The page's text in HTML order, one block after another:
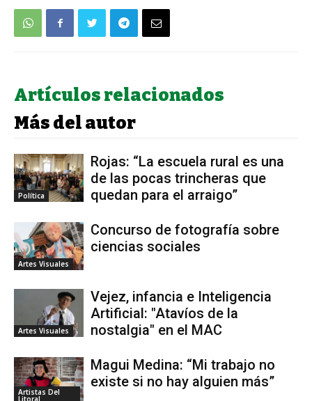
Artículos relacionados
Más del autor
Política
Rojas: “La escuela rural es una
de las pocas trincheras que
quedan para el arraigo”
Artes Visuales
Concurso de fotografía sobre
ciencias sociales
Artes Visuales
Vejez, infancia e Inteligencia
Artificial: "Atavíos de la
nostalgia" en el MAC
Artistas Del
Magui Medina: “Mi trabajo no
existe si no hay alguien más”